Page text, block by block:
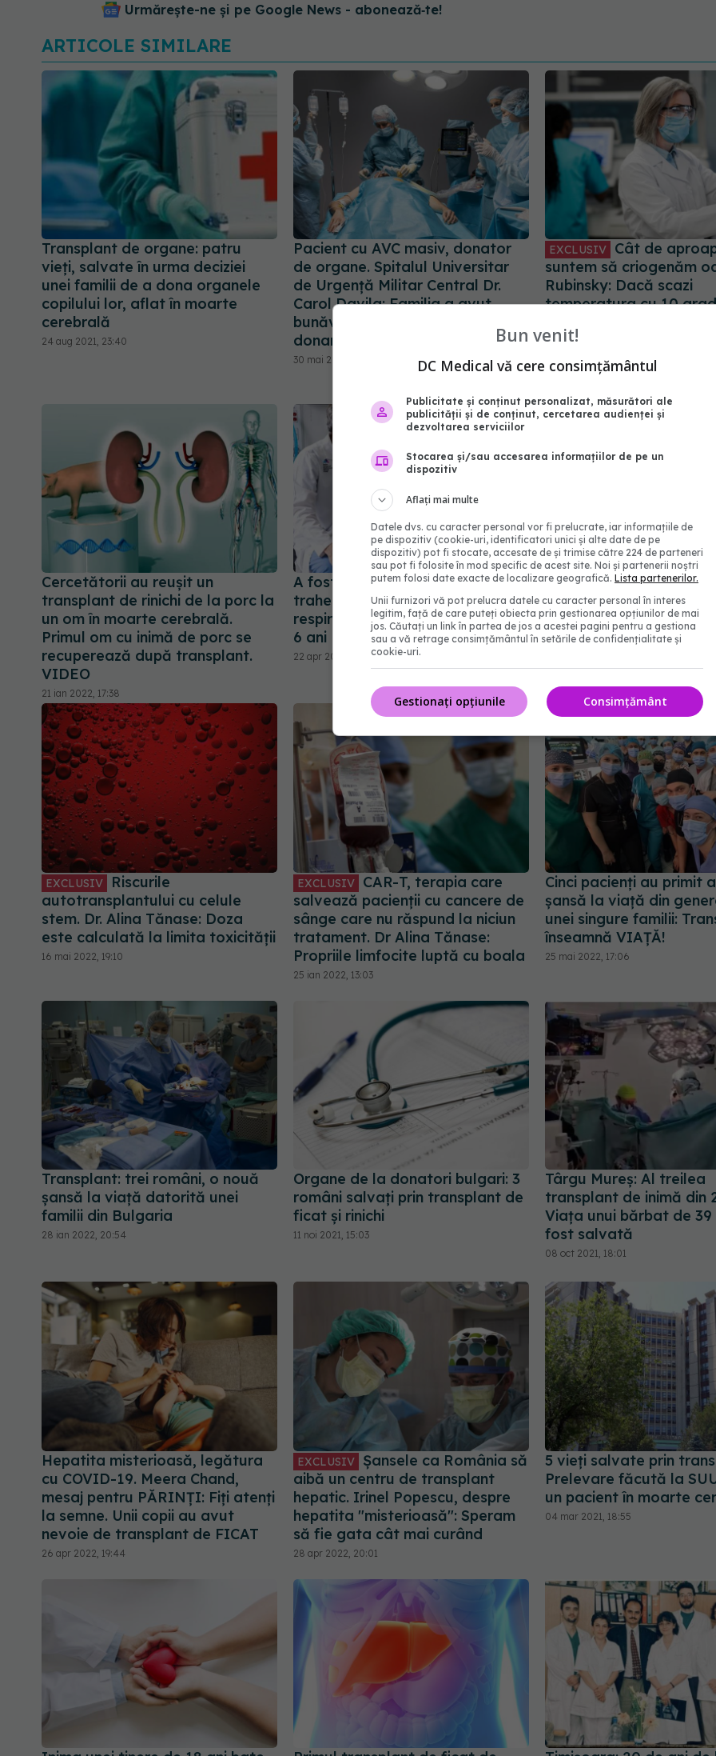
Urmărește-ne și pe Google News - abonează‑te!
ARTICOLE SIMILARE
Transplant de organe: patru
vieți, salvate în urma deciziei
unei familii de a dona organele
copilului lor, aflat în moarte
cerebrală
24 aug 2021, 23:40
Pacient cu AVC masiv, donator
de organe. Spitalul Universitar
de Urgenţă Militar Central Dr.
Carol Davila: Familia a avut
bunăvoința de a accepta
donarea de organe
30 mai 2024, 14:41
EXCLUSIV
Cât de
suntem să criogenăm
Rubinsky: Dacă scazi
temperatura cu 10
prelungești viața cu
dublă
30 mai 2022, 17:01
Cercetătorii au reușit un
transplant de rinichi de la porc la
un om în moarte cerebrală.
Primul om cu inimă de porc se
recuperează după transplant.
VIDEO
21 ian 2022, 17:38
A fost realizat primul transplant
traheal din lume: pacienta
respiră normal prima dată după
6 ani
22 apr 2021, 13:39
Transplant reușit după
elicopterul care
s-a prăbușit, iar
ducea organul a căzut.
EXCLUSIV
Riscurile
autotransplantului cu celule
stem. Dr. Alina Tănase: Doza
este calculată la limita toxicității
16 mai 2022, 19:10
EXCLUSIV
CAR-T, terapia care
salvează pacienții cu cancere de
sânge care nu răspund la niciun
tratament. Dr Alina Tănase:
Propriile limfocite luptă cu boala
25 ian 2022, 13:03
Cinci pacienți au primit
șansă la viață din
unei singure familii:
înseamnă VIAȚĂ!
25 mai 2022, 17:06
Transplant: trei români, o nouă
șansă la viață datorită unei
familii din Bulgaria
28 ian 2022, 20:54
Organe de la donatori bulgari: 3
români salvați prin transplant de
ficat și rinichi
11 noi 2021, 15:03
Târgu Mureș: Al treilea
transplant de inimă din
Viața unui bărbat de 39
fost salvată
08 oct 2021, 18:01
Hepatita misterioasă, legătura
cu COVID-19. Meera Chand,
mesaj pentru PĂRINȚI: Fiți atenți
la semne. Unii copii au avut
nevoie de transplant de FICAT
26 apr 2022, 19:44
EXCLUSIV
Șansele ca România să
aibă un centru de transplant
hepatic. Irinel Popescu, despre
hepatita "misterioasă": Speram
să fie gata cât mai curând
28 apr 2022, 20:01
5 vieți salvate prin
Prelevare făcută la
un pacient în moarte
04 mar 2021, 18:55
Bun venit!
DC Medical vă cere consimțământul
Publicitate și conținut personalizat, măsurători ale
publicității și de conținut, cercetarea audienței și
dezvoltarea serviciilor
Stocarea și/sau accesarea informațiilor de pe un
dispozitiv
Aflați mai multe
Datele dvs. cu caracter personal vor fi prelucrate, iar informațiile de
pe dispozitiv (cookie-uri, identificatori unici și alte date de pe
dispozitiv) pot fi stocate, accesate de și trimise către 224 de parteneri
sau pot fi folosite în mod specific de acest site. Noi și partenerii noștri
putem folosi date exacte de localizare geografică. Lista partenerilor.
Unii furnizori vă pot prelucra datele cu caracter personal în interes
legitim, față de care puteți obiecta prin gestionarea opțiunilor de mai
jos. Căutați un link în partea de jos a acestei pagini pentru a gestiona
sau a vă retrage consimțământul în setările de confidențialitate și
cookie-uri.
Consimțământ
Gestionați opțiunile